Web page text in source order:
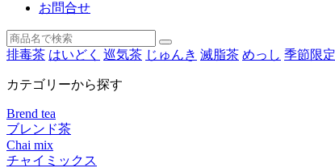
お問合せ
排毒茶 はいどく 巡気茶 じゅんき 滅脂茶 めっし 季節限定
カテゴリーから探す
Brend tea
ブレンド茶
Chai mix
チャイミックス